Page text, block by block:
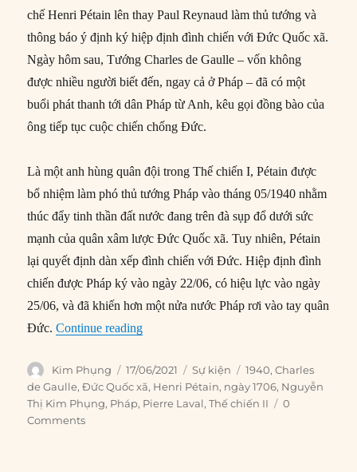
chế Henri Pétain lên thay Paul Reynaud làm thủ tướng và
thông báo ý định ký hiệp định đình chiến với Đức Quốc xã.
Ngày hôm sau, Tướng Charles de Gaulle – vốn không
được nhiều người biết đến, ngay cả ở Pháp – đã có một
buổi phát thanh tới dân Pháp từ Anh, kêu gọi đồng bào của
ông tiếp tục cuộc chiến chống Đức.
Là một anh hùng quân đội trong Thế chiến I, Pétain được
bổ nhiệm làm phó thủ tướng Pháp vào tháng 05/1940 nhằm
thúc đẩy tinh thần đất nước đang trên đà sụp đổ dưới sức
mạnh của quân xâm lược Đức Quốc xã. Tuy nhiên, Pétain
lại quyết định dàn xếp đình chiến với Đức. Hiệp định đình
chiến được Pháp ký vào ngày 22/06, có hiệu lực vào ngày
25/06, và đã khiến hơn một nửa nước Pháp rơi vào tay quân
Đức.Continue reading“17/06/1940: Pháp đầu hàng Đức Quốc
Author
Kim Phụng
Posted
on
17/06/2021 Categories
Sự kiện Tags
1940,Charles
de Gaulle,Đức Quốc xã, Henri Pétain, ngày 1706, Nguyễn
Thị Kim Phụng, Pháp, Pierre Laval,Thế chiến II
0
Comments